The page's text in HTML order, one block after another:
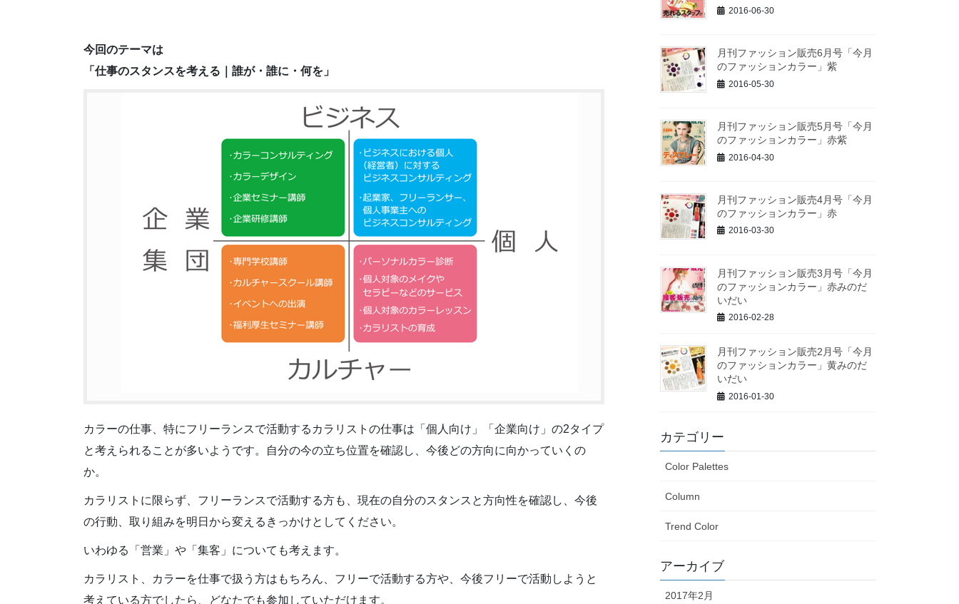
今回のテーマは
「仕事のスタンスを考える｜誰が・誰に・何を」
カラーの仕事、特にフリーランスで活動するカラリストの仕事は「個人向け」「企業向け」の2タイプ
と考えられることが多いようです。自分の今の立ち位置を確認し、今後どの方向に向かっていくの
か。
カラリストに限らず、フリーランスで活動する方も、現在の自分のスタンスと方向性を確認し、今後
の行動、取り組みを明日から変えるきっかけとしてください。
いわゆる「営業」や「集客」についても考えます。
カラリスト、カラーを仕事で扱う方はもちろん、フリーで活動する方や、今後フリーで活動しようと
考えている方でしたら、どなたでも参加していただけます。
2016-06-30
月刊ファッション販売6月号「今月
のファッションカラー」紫
2016-05-30
月刊ファッション販売5月号「今月
のファッションカラー」赤紫
2016-04-30
月刊ファッション販売4月号「今月
のファッションカラー」赤
2016-03-30
月刊ファッション販売3月号「今月
のファッションカラー」赤みのだ
いだい
2016-02-28
月刊ファッション販売2月号「今月
のファッションカラー」黄みのだ
いだい
2016-01-30
カテゴリー
Color Palettes
Column
Trend Color
アーカイブ
2017年2月